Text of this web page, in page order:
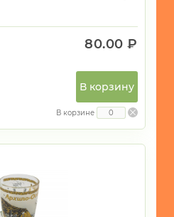
80.00 ₽
В корзину
В корзине